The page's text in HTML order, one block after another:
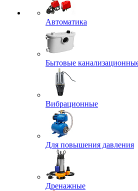
Автоматика
Бытовые
Вибрационные
Для повышения давления
Дренажные